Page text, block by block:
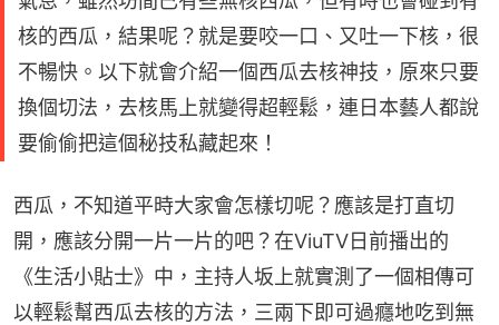
核的西瓜，結果呢？就是要咬一口、又吐一下核，很
不暢快。以下就會介紹一個西瓜去核神技，原來只要
換個切法，去核馬上就變得超輕鬆，連日本藝人都說
要偷偷把這個秘技私藏起來！
西瓜，不知道平時大家會怎樣切呢？應該是打直切
開，應該分開一片一片的吧？在ViuTV日前播出的
《生活小貼士》中，主持人坂上就實測了一個相傳可
以輕鬆幫西瓜去核的方法，三兩下即可過癮地吃到無